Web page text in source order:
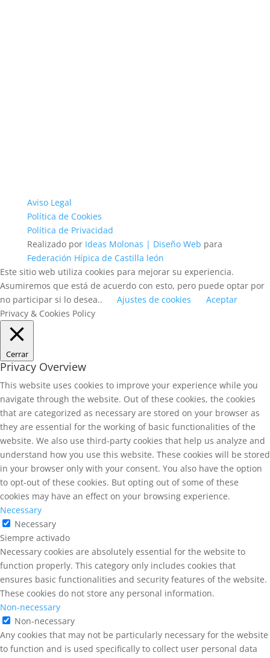
Aviso Legal
Política de Cookies
Política de Privacidad
Realizado por Ideas Molonas | Diseño Web para
Federación Hípica de Castilla león
Este sitio web utiliza cookies para mejorar su experiencia.
Asumiremos que está de acuerdo con esto, pero puede optar por
no participar si lo desea..
Ajustes de cookies
Aceptar
Privacy & Cookies Policy
Cerrar
Privacy Overview
This website uses cookies to improve your experience while you
navigate through the website. Out of these cookies, the cookies
that are categorized as necessary are stored on your browser as
they are essential for the working of basic functionalities of the
website. We also use third-party cookies that help us analyze and
understand how you use this website. These cookies will be stored
in your browser only with your consent. You also have the option
to opt-out of these cookies. But opting out of some of these
cookies may have an effect on your browsing experience.
Necessary
Necessary
Siempre activado
Necessary cookies are absolutely essential for the website to
function properly. This category only includes cookies that
ensures basic functionalities and security features of the website.
These cookies do not store any personal information.
Non-necessary
Non-necessary
Any cookies that may not be particularly necessary for the website
to function and is used specifically to collect user personal data